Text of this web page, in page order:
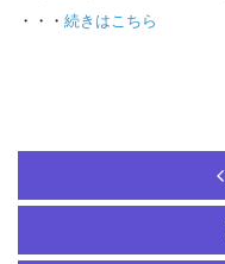
・・・ 続きはこちら